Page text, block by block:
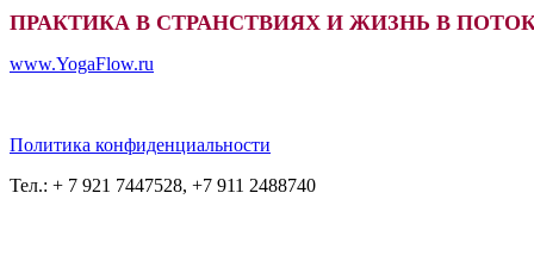
ПРАКТИКА В СТРАНСТВИЯХ И ЖИЗНЬ В
www.YogaFlow.ru
Политика конфиденциальности
Тел.: + 7 921 7447528, +7 911 2488740